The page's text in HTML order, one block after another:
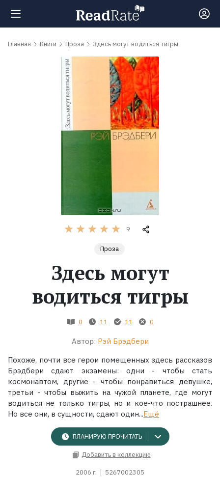
Поиск
Экранизации
Главная Книги Проза Здесь могут водиться тигры
9
Проза
Здесь могут
водиться тигры
0 11 11 0
Автор: Рэй Брэдбери
Похоже, почти все герои помещенных здесь рассказов
Брэдбери сдают экзамены: одни - чтобы стать
космонавтом, другие - чтобы понравиться девушке,
третьи - чтобы выжить на чужой планете, где могут
водиться не только тигры, но и кое-что пострашнее.
Но все они, в сущности, сдают один...Ещё
ПЛАНИРУЮ ПРОЧИТАТЬ
Добавить в коллекцию
2006 г. 5267002305